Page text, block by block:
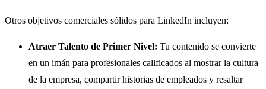
Otros objetivos comerciales sólidos para LinkedIn incluyen:
Atraer Talento de Primer Nivel: Tu contenido se convierte
en un imán para profesionales calificados al mostrar la cultura
de la empresa, compartir historias de empleados y resaltar